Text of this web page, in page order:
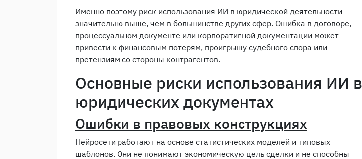
Именно поэтому риск использования ИИ в юридической деятельности
значительно выше, чем в большинстве других сфер. Ошибка в договоре,
процессуальном документе или корпоративной документации может
привести к финансовым потерям, проигрышу судебного спора или
претензиям со стороны контрагентов.
Основные риски использования ИИ в
юридических документах
Ошибки в правовых конструкциях
Нейросети работают на основе статистических моделей и типовых
шаблонов. Они не понимают экономическую цель сделки и не способны